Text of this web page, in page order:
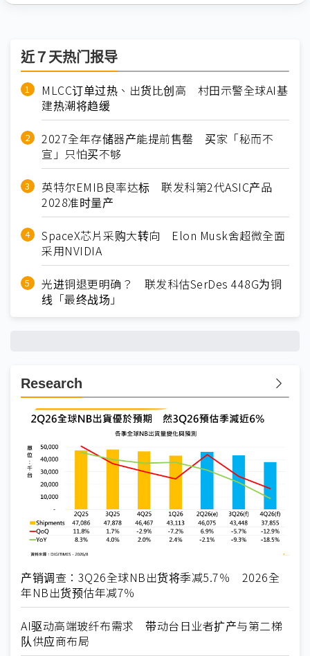
近７天热门报导
MLCC订单过热、出货比创高 村田示警全球AI基
建热潮将趋缓
2027全年存储器产能提前售罄 买家「秘而不
宣」只怕买不够
英特尔EMIB良率达标 联发科第2代ASIC产品
2028准时量产
SpaceX芯片采购大转向 Elon Musk舍超微全面
采用NVIDIA
光进铜退更明确？ 联发科估SerDes 448G为铜
线「最终战场」
Research
产销调查：3Q26全球NB出货将季减5.7％ 2026全
年NB出货预估年减7％
AI驱动高端玻纤布需求 带动台日业者扩产与第二梯
队供应商布局